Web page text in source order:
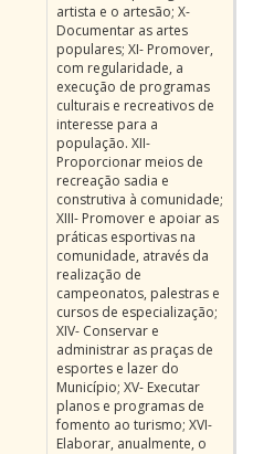
artista e o artesão; X-
Documentar as artes
populares; XI- Promover,
com regularidade, a
execução de programas
culturais e recreativos de
interesse para a
população. XII-
Proporcionar meios de
recreação sadia e
construtiva à comunidade;
XIII- Promover e apoiar as
práticas esportivas na
comunidade, através da
realização de
campeonatos, palestras e
cursos de especialização;
XIV- Conservar e
administrar as praças de
esportes e lazer do
Município; XV- Executar
planos e programas de
fomento ao turismo; XVI-
Elaborar, anualmente, o